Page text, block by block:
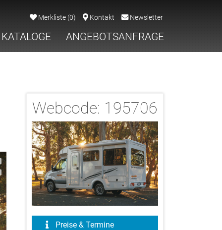
Merkliste (0) Kontakt Newsletter
KATALOGE ANGEBOTSANFRAGE
Webcode: 195706
Preise & Termine
2/26